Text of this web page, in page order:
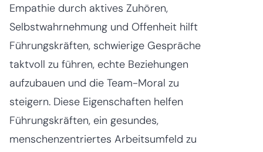
Empathie durch aktives Zuhören,
Selbstwahrnehmung und Offenheit hilft
Führungskräften, schwierige Gespräche
taktvoll zu führen, echte Beziehungen
aufzubauen und die Team-Moral zu
steigern. Diese Eigenschaften helfen
Führungskräften, ein gesundes,
menschenzentriertes Arbeitsumfeld zu